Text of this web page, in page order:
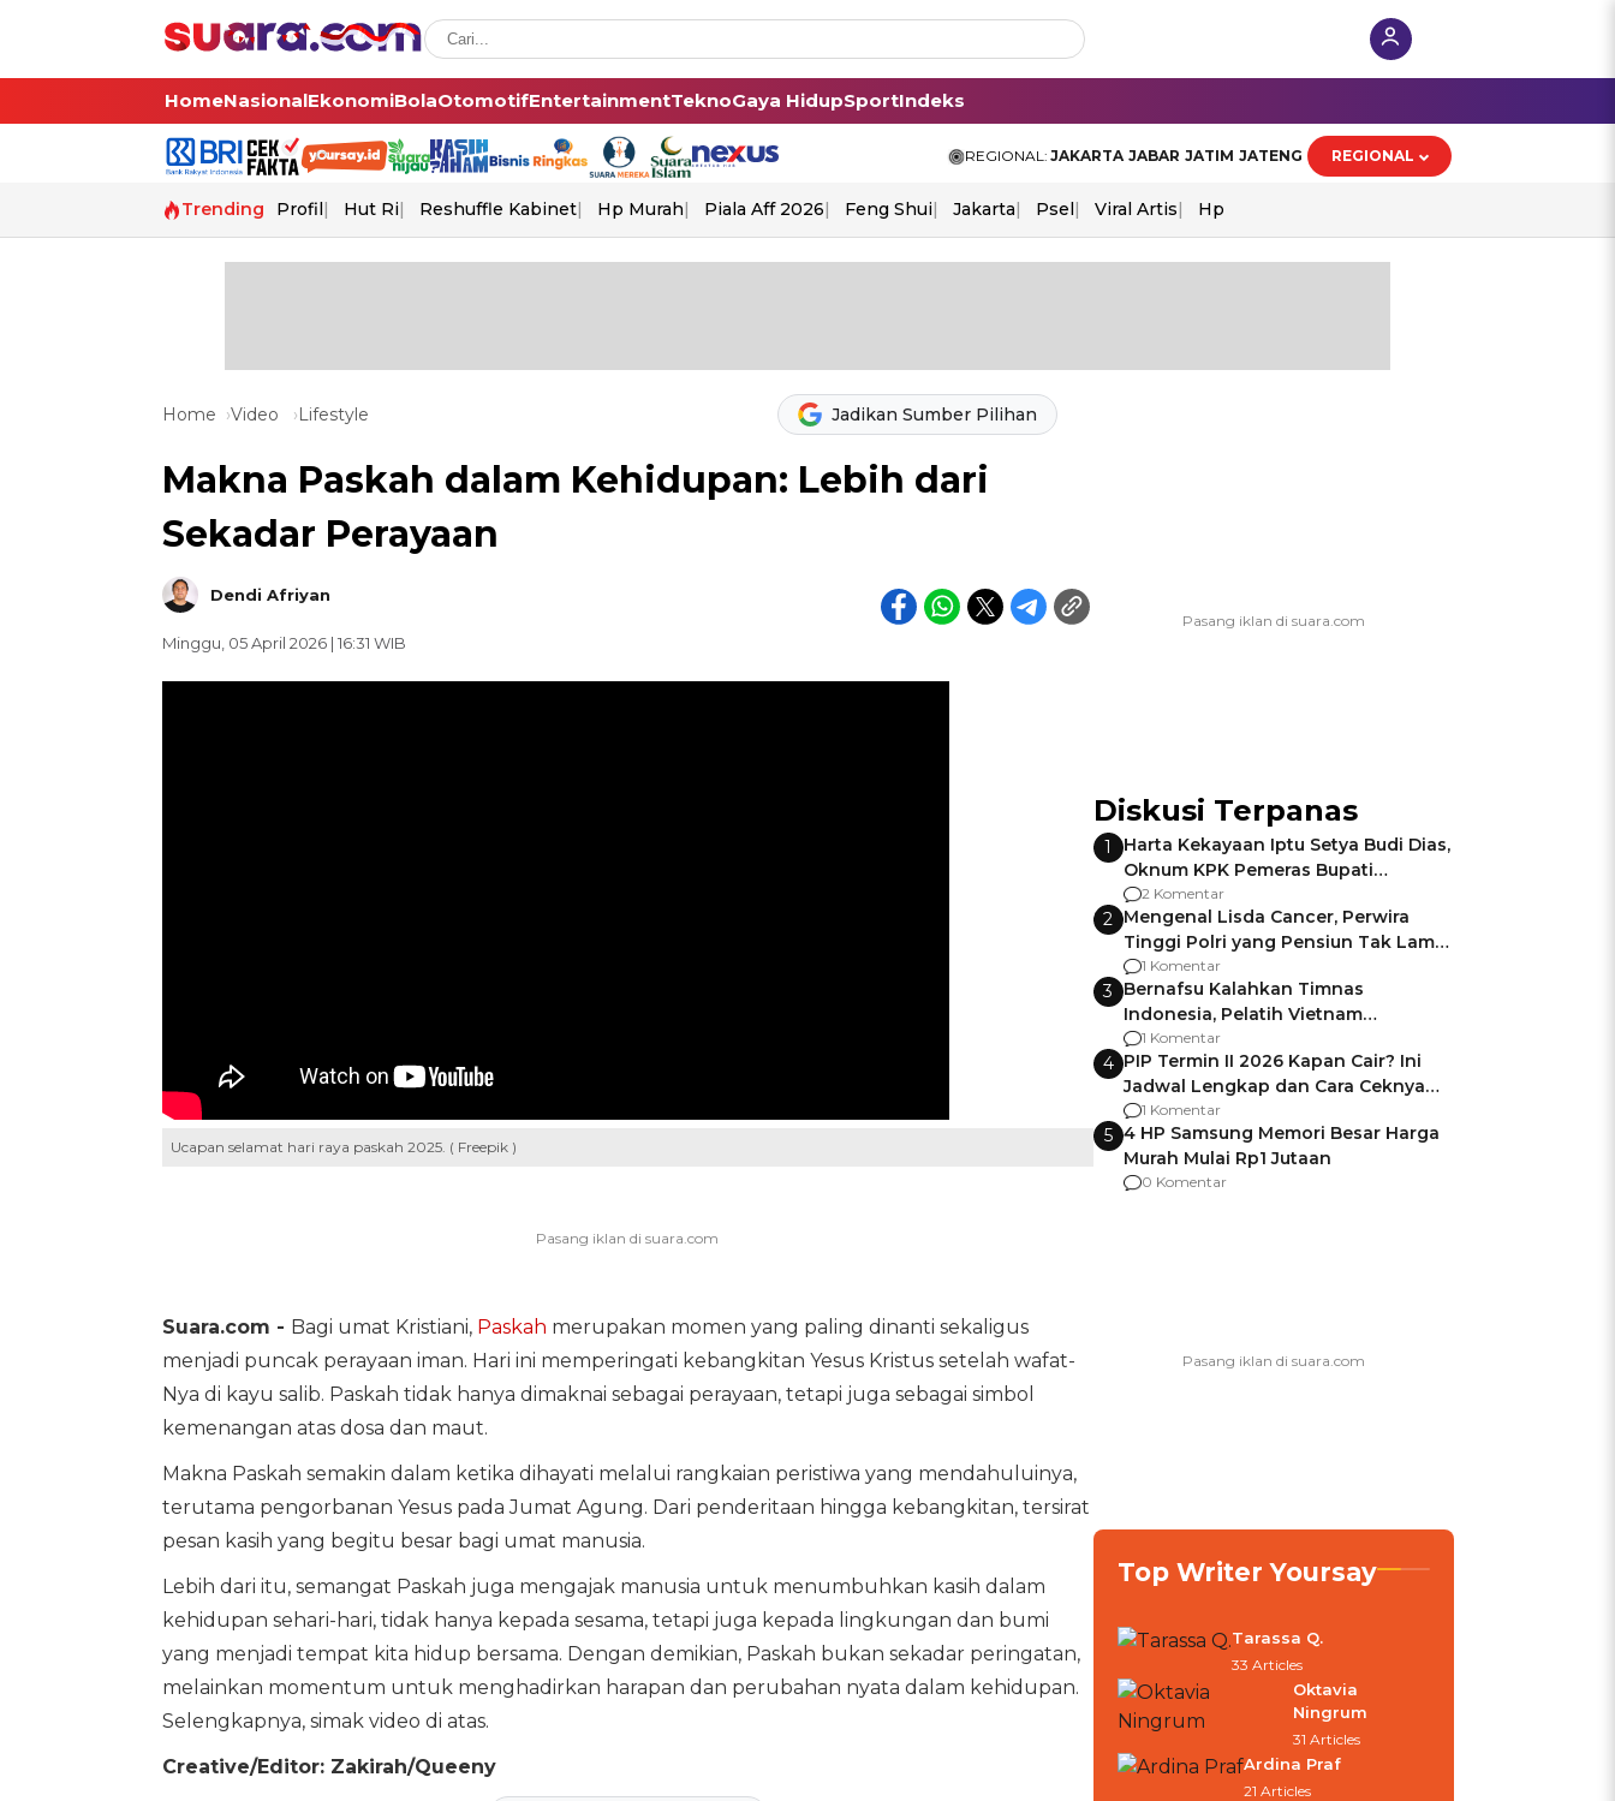
HomeNasionalEkonomiBolaOtomotifEntertainmentTeknoGaya HidupSportIndeks
REGIONAL: JAKARTA JABAR JATIM JATENG REGIONAL
Trending Profil Hut Ri Reshuffle Kabinet Hp Murah Piala Aff 2026 Feng Shui Jakarta Psel Viral Artis Hp
Home Video Lifestyle Jadikan Sumber Pilihan
Makna Paskah dalam Kehidupan: Lebih dari
Sekadar Perayaan
Dendi Afriyan
Minggu, 05 April 2026 | 16:31 WIB
Ucapan selamat hari raya paskah 2025. ( Freepik )
Suara.com - Bagi umat Kristiani, Paskah merupakan momen yang paling dinanti sekaligus
menjadi puncak perayaan iman. Hari ini memperingati kebangkitan Yesus Kristus setelah wafat-
Nya di kayu salib. Paskah tidak hanya dimaknai sebagai perayaan, tetapi juga sebagai simbol
kemenangan atas dosa dan maut.
Makna Paskah semakin dalam ketika dihayati melalui rangkaian peristiwa yang mendahuluinya,
terutama pengorbanan Yesus pada Jumat Agung. Dari penderitaan hingga kebangkitan, tersirat
pesan kasih yang begitu besar bagi umat manusia.
Lebih dari itu, semangat Paskah juga mengajak manusia untuk menumbuhkan kasih dalam
kehidupan sehari-hari, tidak hanya kepada sesama, tetapi juga kepada lingkungan dan bumi
yang menjadi tempat kita hidup bersama. Dengan demikian, Paskah bukan sekadar peringatan,
melainkan momentum untuk menghadirkan harapan dan perubahan nyata dalam kehidupan.
Selengkapnya, simak video di atas.
Creative/Editor: Zakirah/Queeny
Diskusi Terpanas
1
Harta Kekayaan Iptu Setya Budi Dias,
Oknum KPK Pemeras Bupati
Pemalang
2 Komentar
2 Mengenal Lisda Cancer, Perwira
Tinggi Polri yang Pensiun Tak Lama
Usai Jadi Brigjen
1 Komentar
3 Bernafsu Kalahkan Timnas
Indonesia, Pelatih Vietnam
Berencana Pakai Jimat di Pakansari
1 Komentar
4 PIP Termin II 2026 Kapan Cair? Ini
Jadwal Lengkap dan Cara Ceknya
agar Dana Tidak Hangus!
1 Komentar
5 4 HP Samsung Memori Besar Harga
Murah Mulai Rp1 Jutaan
0 Komentar
Top Writer Yoursay
Tarassa Q.
33 Articles
Oktavia
Ningrum
31 Articles
Ardina Praf
21 Articles